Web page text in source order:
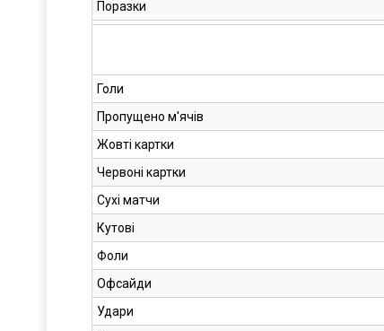
Поразки
Голи
Пропущено м'ячів
Жовті картки
Червоні картки
Сухі матчи
Кутові
Фоли
Офсайди
Удари